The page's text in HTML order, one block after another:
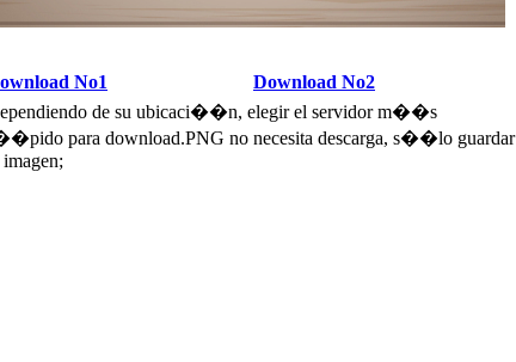
No1
Download No2
de su ubicaci��n, elegir el servidor m��s
para download.PNG no necesita descarga, s��lo guardar